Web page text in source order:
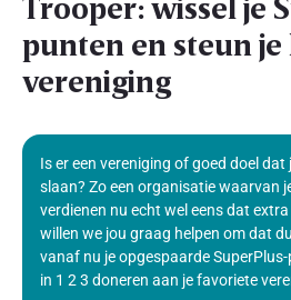
punten en steun
vereniging
Is er een vereniging of goed doel
slaan? Zo een organisatie waarvan
verdienen nu echt wel eens dat
willen we jou graag helpen om dat
vanaf nu je opgespaarde
in 1 2 3 doneren aan je favoriete